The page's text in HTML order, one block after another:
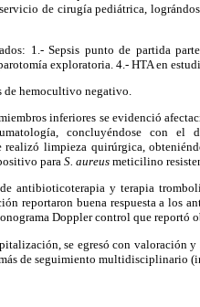
de cirugía pediátrica,
1.- Sepsis punto de partida
exploratoria. 4.- HTA en
de hemocultivo negativo.
inferiores se evidenció
concluyéndose con
realizó limpieza quirúrgica,
para S. aureus meticilino
antibioticoterapia y terapia
reportaron buena respuesta a los
Doppler control que reportó
se egresó con valoración
de seguimiento multidisciplinario